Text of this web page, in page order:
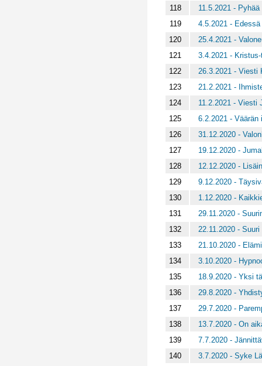
118
11.5.2021 -
119
4.5.2021 -
120
25.4.2021 -
121
3.4.2021 -
122
26.3.2021 - Viesti
123
21.2.2021 -
124
11.2.2021 - Viesti
125
6.2.2021 - Väärän
126
31.12.2020 -
127
19.12.2020 -
128
12.12.2020 -
129
9.12.2020 -
130
1.12.2020 -
131
29.11.2020 -
132
22.11.2020 -
133
21.10.2020 -
134
3.10.2020 -
135
18.9.2020 - Yksi
136
29.8.2020 -
137
29.7.2020 -
138
13.7.2020 - On
139
7.7.2020 -
140
3.7.2020 - Syke